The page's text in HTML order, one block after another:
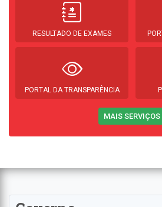
RESULTADO DE EXAMES
PORTAL DA TRANSPARÊNCIA
MAIS SERVIÇOS